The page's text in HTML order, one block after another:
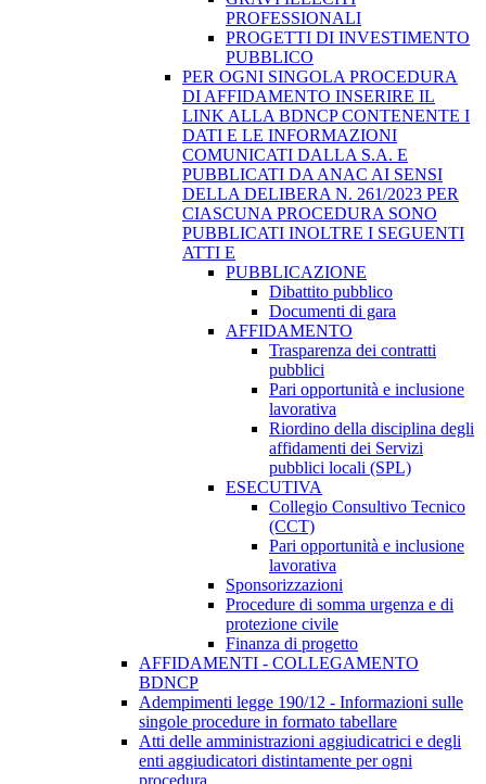
PROFESSIONALI
PROGETTI DI INVESTIMENTO
PUBBLICO
PER OGNI SINGOLA PROCEDURA
DI AFFIDAMENTO INSERIRE IL
LINK ALLA BDNCP CONTENENTE I
DATI E LE INFORMAZIONI
COMUNICATI DALLA S.A. E
PUBBLICATI DA ANAC AI SENSI
DELLA DELIBERA N. 261/2023 PER
CIASCUNA PROCEDURA SONO
PUBBLICATI INOLTRE I SEGUENTI
ATTI E
PUBBLICAZIONE
Dibattito pubblico
Documenti di gara
AFFIDAMENTO
Trasparenza dei contratti
pubblici
Pari opportunità e inclusione
lavorativa
Riordino della disciplina degli
affidamenti dei Servizi
pubblici locali (SPL)
ESECUTIVA
Collegio Consultivo Tecnico
(CCT)
Pari opportunità e inclusione
lavorativa
Sponsorizzazioni
Procedure di somma urgenza e di
protezione civile
Finanza di progetto
AFFIDAMENTI - COLLEGAMENTO
BDNCP
Adempimenti legge 190/12 - Informazioni sulle
singole procedure in formato tabellare
Atti delle amministrazioni aggiudicatrici e degli
enti aggiudicatori distintamente per ogni
procedura